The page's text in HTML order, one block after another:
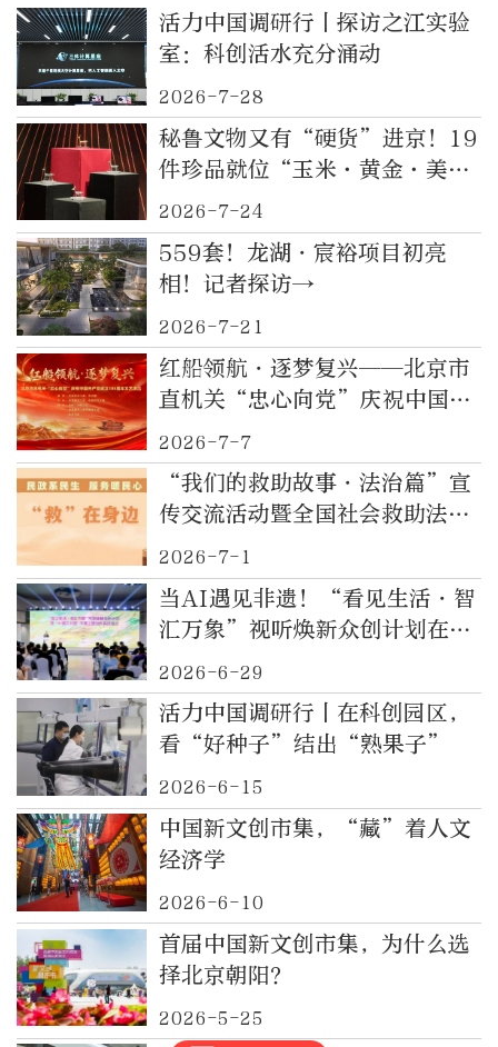
活力中国调研行丨探访之江实验
室：科创活水充分涌动
2026-7-28
秘鲁文物又有“硬货”进京！19
件珍品就位“玉米·黄金·美洲
豹——玛雅与安第斯古代文明大
展”
2026-7-24
559套！龙湖・宸裕项目初亮
相！记者探访→
2026-7-21
红船领航・逐梦复兴——北京市
直机关“忠心向党”庆祝中国共
产党成立105周年文艺演出举办
2026-7-7
“我们的救助故事・法治篇”宣
传交流活动暨全国社会救助法宣
传周活动启动仪式在杭州举行
2026-7-1
当AI遇见非遗！“看见生活・智
汇万象”视听焕新众创计划在京
启动
2026-6-29
活力中国调研行丨在科创园区，
看“好种子”结出“熟果子”
2026-6-15
中国新文创市集，“藏”着人文
经济学
2026-6-10
首届中国新文创市集，为什么选
择北京朝阳？
2026-5-25